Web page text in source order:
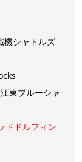
機シャトルズ
東ブルーシャ
ドドルフィン